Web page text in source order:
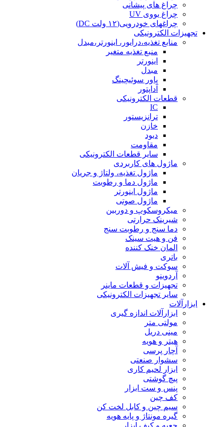
چراغ های پیشانی
چراغ یووی UV
چراغهای خودرویی(۱۲ ولت DC)
تجهیزات الکترونیکی
منابع تغذیه،درایور، اینورتر،مبدل
منبع تغذیه متغیر
اینورتر
مبدل
پاور سوئیچینگ
آداپتور
قطعات الکترونیکی
IC
ترانزیستور
خازن
دیود
مقاومت
سایر قطعات الکترونیکی
ماژول های کاربردی
ماژول تغذیه، ولتاژ و جریان
ماژول دما و رطوبت
ماژول اینورتر
ماژول صوتی
میکروسکوپ و دوربین
شیرینک حرارتی
دما سنج و رطوبت سنج
فن و هیت سینک
المان خنک کننده
باتری
سوکت و فیش آلات
آردوینو
تجهیزات و قطعات ماینر
سایر تجهیزات الکترونیکی
ابزارآلات
ابزارآلات اندازه گیری
مولتی متر
مینی دریل
هیتر و هویه
آچار پرسی
سشوار صنعتی
ابزار لحیم کاری
پیچ گوشتی
پنس و ست ابزار
کف چین
سیم چین و کابل لخت کن
گیره مونتاژ و پایه هویه
جعبه و کیف ابزار